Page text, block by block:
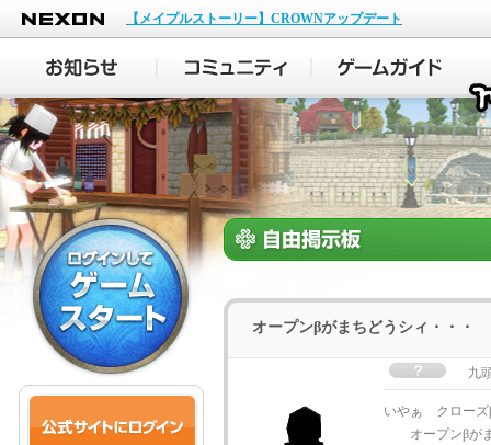
NEXON
【メイプルストーリー】CROWNアップデート
オープンβがまちどうシィ・・・
九
いやぁ クロー
オープンβがま